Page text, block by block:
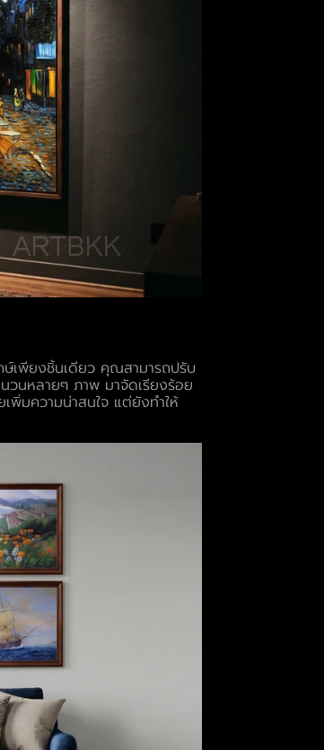
เพียงชิ้นเดียว คุณสามารถปรับ
นหลายๆ ภาพ มาจัดเรียงร้อย
พิ่มความน่าสนใจ แต่ยังทำให้